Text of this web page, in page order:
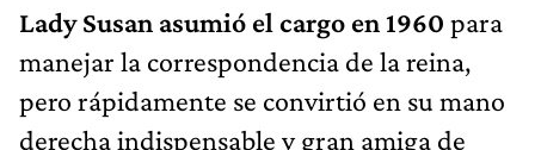
Lady Susan asumió el cargo en 1960 para
manejar la correspondencia de la reina,
pero rápidamente se convirtió en su mano
derecha indispensable y gran amiga de